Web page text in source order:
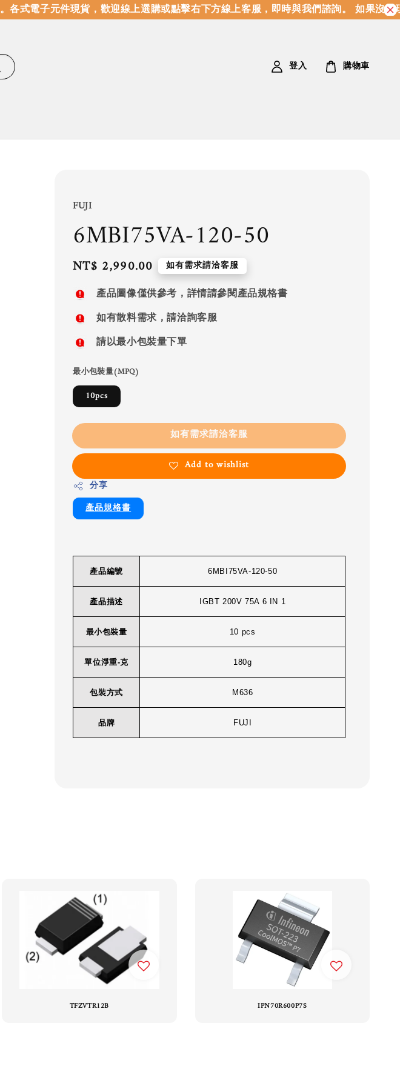
各式電子元件現貨，歡迎線上選購或點擊右下方線上客服，即時與我們諮詢。 如果沒有
登入 購物車
FUJI
6MBI75VA-120-50
Regular
price
NT$ 2,990.00 如有需求請洽客服
產品圖像僅供參考，詳情請參閱產品規格書
如有散料需求，請洽詢客服
請以最小包裝量下單
最小包裝量(MPQ)
10pcs
如有需求請洽客服
Add to wishlist
分享
產品規格書
產品編號 6MBI75VA-120-50
產品描述 IGBT 200V 75A 6 IN 1
最小包裝量 10 pcs
單位淨重-克 180g
包裝方式 M636
品牌 FUJI
TFZVTR12B IPN70R600P7S